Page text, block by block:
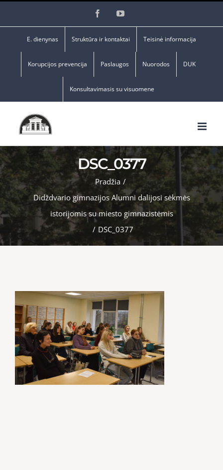
FacebookYouTube
E. dienynas Struktūra ir kontaktai Teisinė informacija
Korupcijos prevencija Paslaugos Nuorodos DUK
Konsultavimasis su visuomene
DSC_0377
Pradžia /
Didždvario gimnazijos Alumni dalijosi sėkmės
istorijomis su miesto gimnazistėmis
/ DSC_0377